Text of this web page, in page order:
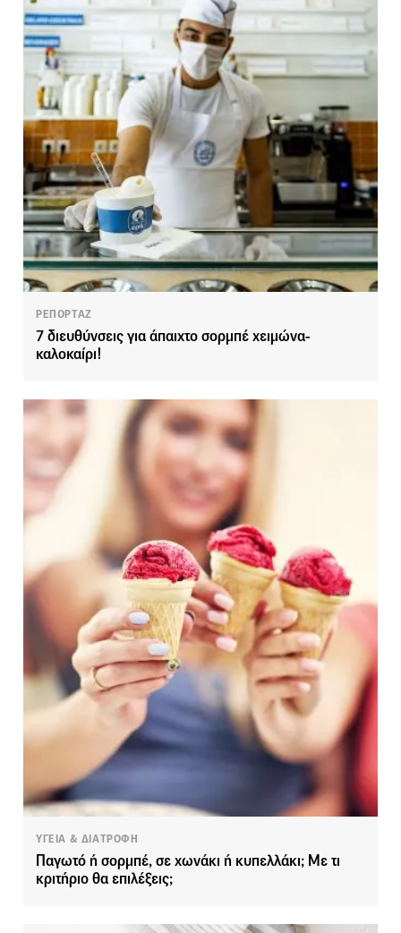
ΡΕΠΟΡΤΑΖ
7 διευθύνσεις για άπαιχτο σορμπέ χειμώνα-
καλοκαίρι!
ΥΓΕΙΑ & ΔΙΑΤΡΟΦΗ
Παγωτό ή σορμπέ, σε χωνάκι ή κυπελλάκι; Με τι
κριτήριο θα επιλέξεις;